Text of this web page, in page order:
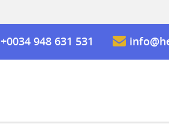
+0034 948 631 531